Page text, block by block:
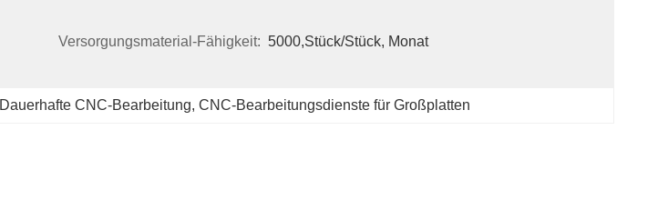
Versorgungsmaterial-Fähigkeit: 5000,Stück/Stück, Monat
Dauerhafte CNC-Bearbeitung, CNC-Bearbeitungsdienste für Großplatten